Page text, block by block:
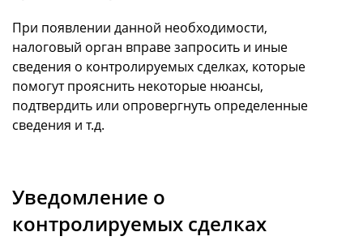
При появлении данной необходимости,
налоговый орган вправе запросить и иные
сведения о контролируемых сделках, которые
помогут прояснить некоторые нюансы,
подтвердить или опровергнуть определенные
сведения и т.д.
Уведомление о
контролируемых сделках